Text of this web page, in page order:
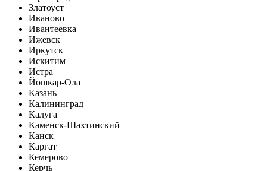
Златоуст
Иваново
Ивантеевка
Ижевск
Иркутск
Искитим
Истра
Йошкар-Ола
Казань
Калининград
Калуга
Каменск-Шахтинский
Канск
Каргат
Кемерово
Керчь